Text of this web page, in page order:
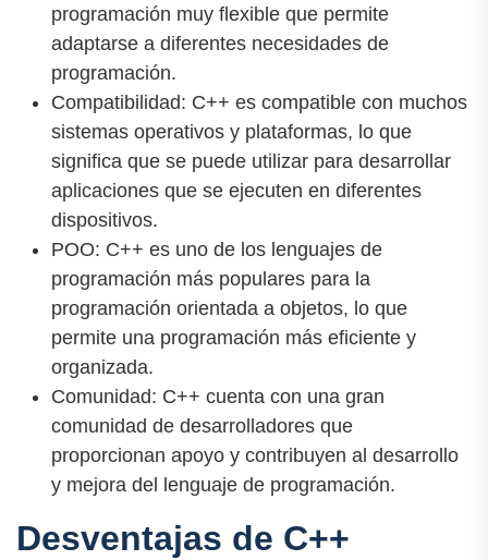
programación muy flexible que permite
adaptarse a diferentes necesidades de
programación.
Compatibilidad: C++ es compatible con muchos
sistemas operativos y plataformas, lo que
significa que se puede utilizar para desarrollar
aplicaciones que se ejecuten en diferentes
dispositivos.
POO: C++ es uno de los lenguajes de
programación más populares para la
programación orientada a objetos, lo que
permite una programación más eficiente y
organizada.
Comunidad: C++ cuenta con una gran
comunidad de desarrolladores que
proporcionan apoyo y contribuyen al desarrollo
y mejora del lenguaje de programación.
Desventajas de C++